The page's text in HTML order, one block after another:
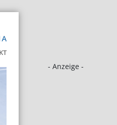
- Anzeige -